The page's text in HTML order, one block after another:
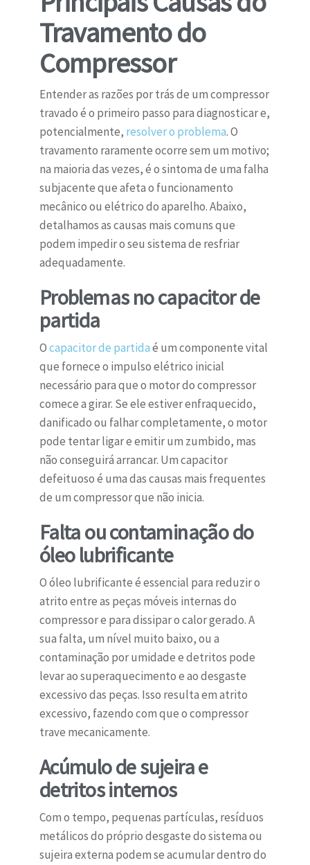
Travamento do
Compressor
Entender as razões por trás de um compressor
travado é o primeiro passo para diagnosticar e,
potencialmente, resolver o problema. O
travamento raramente ocorre sem um motivo;
na maioria das vezes, é o sintoma de uma falha
subjacente que afeta o funcionamento
mecânico ou elétrico do aparelho. Abaixo,
detalhamos as causas mais comuns que
podem impedir o seu sistema de resfriar
adequadamente.
Problemas no capacitor de
partida
Ocapacitor de partidaé um componente vital
que fornece o impulso elétrico inicial
necessário para que o motor do compressor
comece a girar. Se ele estiver enfraquecido,
danificado ou falhar completamente, o motor
pode tentar ligar e emitir um zumbido, mas
não conseguirá arrancar. Um capacitor
defeituoso é uma das causas mais frequentes
de um compressor que não inicia.
Falta ou contaminação do
óleo lubrificante
O óleo lubrificante é essencial para reduzir o
atrito entre as peças móveis internas do
compressor e para dissipar o calor gerado. A
sua falta, um nível muito baixo, ou a
contaminação por umidade e detritos pode
levar ao superaquecimento e ao desgaste
excessivo das peças. Isso resulta em atrito
excessivo, fazendo com que o compressor
trave mecanicamente.
Acúmulo de sujeira e
detritos internos
Com o tempo, pequenas partículas, resíduos
metálicos do próprio desgaste do sistema ou
sujeira externa podem se acumular dentro do